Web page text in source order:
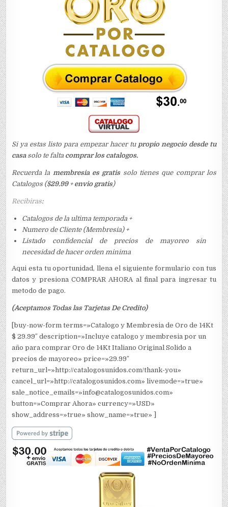
Si ya estas listo para empezar hacer tu propio negocio desde tu
casasolo te falta comprar los catalogos.
Recuerda la membresia es gratissolo tienes que comprar los
Catalogos ($29.99 +envio gratis)
Recibiras:
Catalogos de la ultima temporada +
Numero de Cliente (Membresia) +
Listado confidencial de precios de mayoreo sin
necesidad de hacer orden minima
Aqui esta tu oportunidad, llena el siguiente formulario con tus
datos y presiona COMPRAR AHORA al final para ingresar tu
metodo de pago.
(Aceptamos Todas las Tarjetas De Credito)
[buy-now-form terms=»Catalogo y Membresia de Oro de 14Kt
$ 29.99″ description=»Incluye catalogo y membresia por un
año para comprar Oro de 14Kt Italiano Original Solido a
precios de mayoreo» price=»29.99″
return_url=»http://catalogosunidos.com/thank-you»
cancel_url=»http://catalogosunidos.com» livemode=»true»
sale_notice_emails=»info@catalogosunidos.com»
button=»Comprar Ahora» currency=»USD»
show_address=»true» show_name=»true» ]